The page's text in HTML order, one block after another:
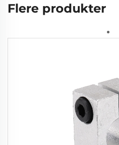
Flere produkter